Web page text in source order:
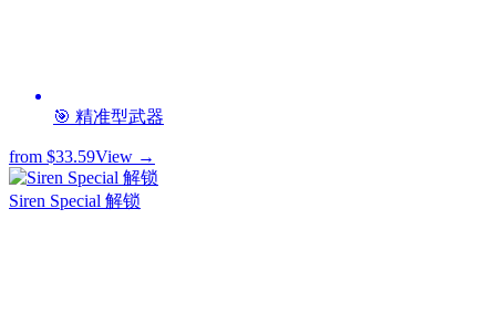
🎯 精准型武器
from $33.59View →
Siren Special 解锁